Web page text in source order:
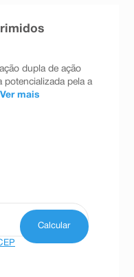
dupla de ação
potencializada pela a
Ver mais